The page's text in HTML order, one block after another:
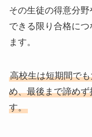
その生徒の得意分野
できる限り合格に
ます。
高校生は短期間で
め、最後まで諦め
す。